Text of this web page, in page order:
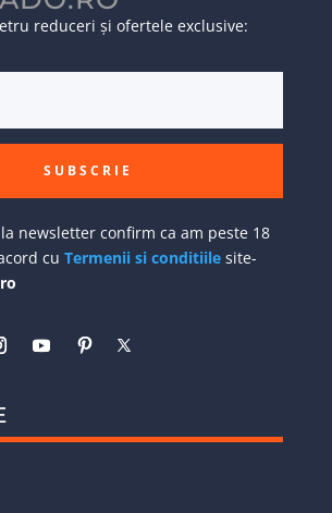
reduceri și ofertele exclusive:
SUBSCRIE
newsletter confirm ca am peste 18
cu Termenii si conditiilesite-